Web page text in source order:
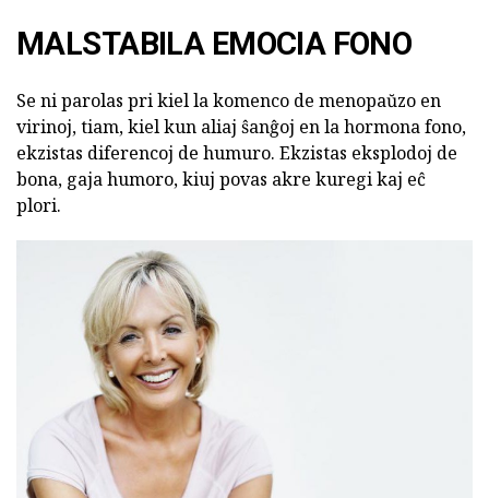
MALSTABILA EMOCIA FONO
Se ni parolas pri kiel la komenco de menopaŭzo en
virinoj, tiam, kiel kun aliaj ŝanĝoj en la hormona fono,
ekzistas diferencoj de humuro. Ekzistas eksplodoj de
bona, gaja humoro, kiuj povas akre kuregi kaj eĉ
plori.